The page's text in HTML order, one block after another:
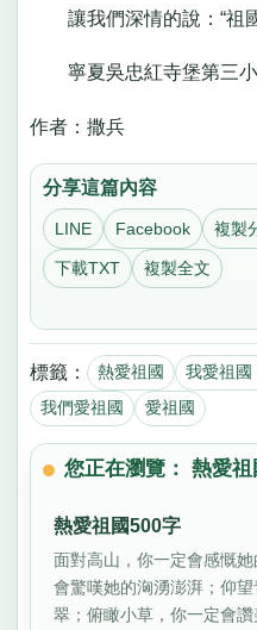
讓我們深情的說：“祖
寧夏吳忠紅寺堡第三小
作者：撒兵
分享這篇內容
LINE Facebook 複製
下載TXT 複製全文
標籤： 熱愛祖國 我愛祖國
我們愛祖國
愛祖國
您正在瀏覽： 熱愛
熱愛祖國500字
面對高山，你一定會感慨
會驚嘆她的洶湧澎湃；仰
翠；俯瞰小草，你一定會